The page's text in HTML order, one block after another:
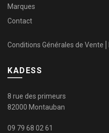
Marques
Contact
Conditions Générales de Vente
KADESS
8 rue des primeurs
82000 Montauban
09 79 68 02 61